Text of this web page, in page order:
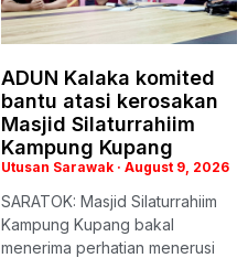
ADUN Kalaka komited
bantu atasi kerosakan
Masjid Silaturrahiim
Kampung Kupang
Utusan Sarawak August 9, 2026
SARATOK: Masjid Silaturrahiim
Kampung Kupang bakal
menerima perhatian menerusi